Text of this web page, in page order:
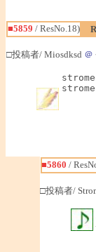
■5859 / ResNo.18)
□投稿者/ Miosdksd ＠
■5860 /
□投稿者/